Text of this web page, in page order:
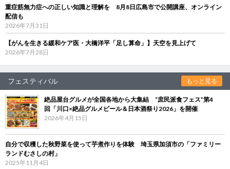
重症筋無力症への正しい知識と理解を 8月8日広島市で公開講座、オンライン
配信も
2026年7月31日
【がんを生きる緩和ケア医・大橋洋平「足し算命」】天空を見上げて
2026年7月28日
フェスティバル もっと見る
絶品屋台グルメが全国各地から大集結 “庶民派食フェス”第4
回「川口×絶品グルメビール＆日本酒祭り2026」を開催
2026年4月15日
自分で収穫した秋野菜を使って芋煮作りを体験 埼玉県加須市の「ファミリー
ランドむさしの村」
2025年11月4日